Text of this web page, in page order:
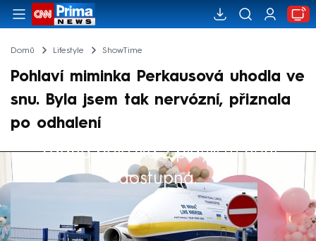
Domů Lifestyle ShowTime
Pohlaví miminka Perkausová uhodla ve
snu. Byla jsem tak nervózní, přiznala
po odhalení
Žádná položka z playlistu není
dostupná.
Výběr redakce